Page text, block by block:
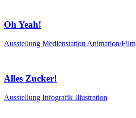
Oh Yeah!
Ausstellung Medienstation Animation/Film
Alles Zucker!
Ausstellung Infografik Illustration